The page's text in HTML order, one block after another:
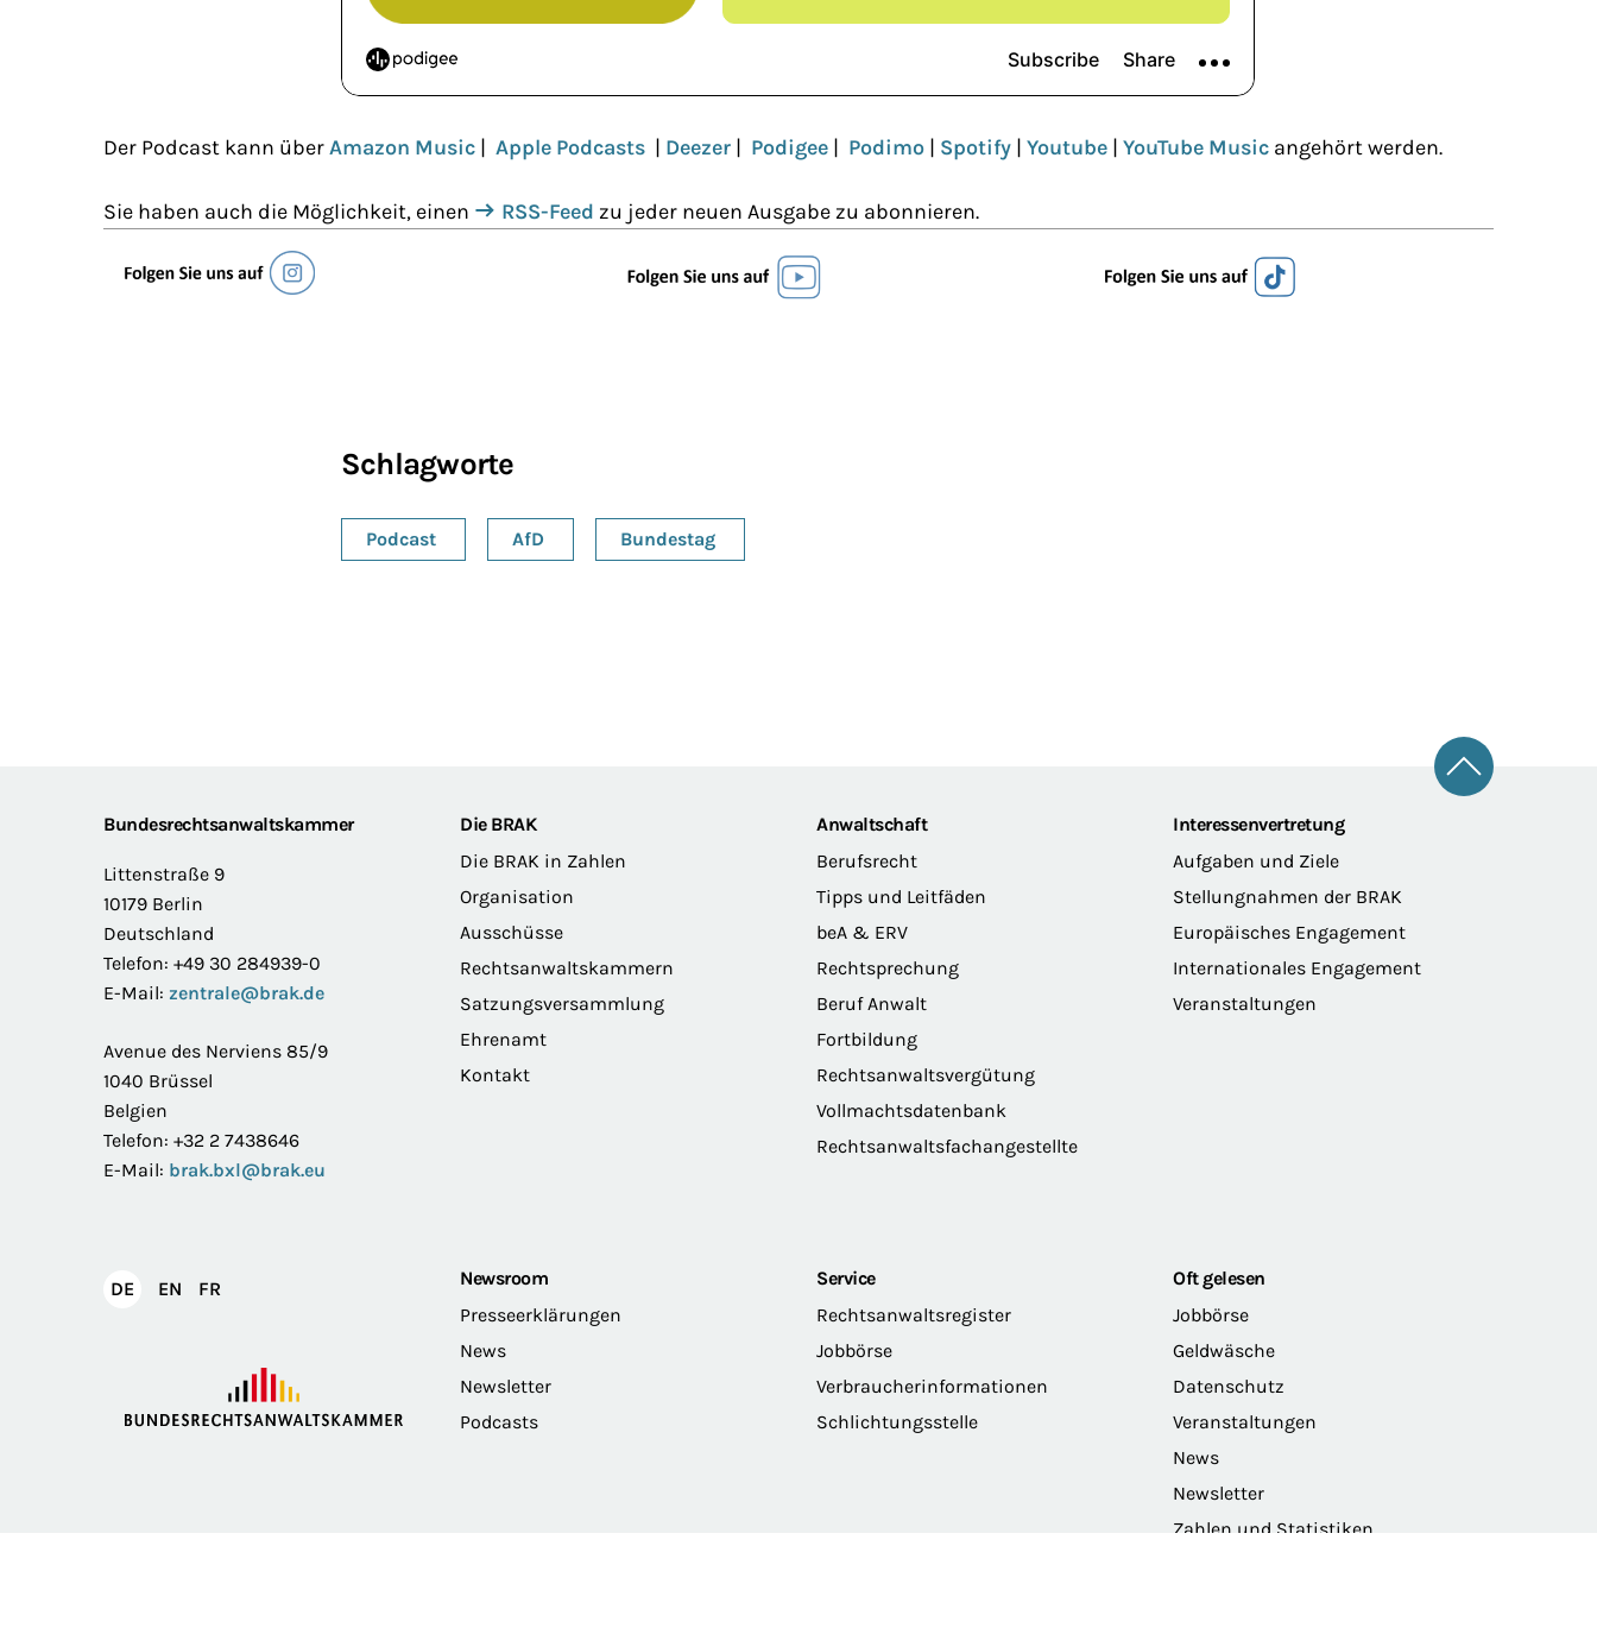
Der Podcast kann überAmazon Music | Apple Podcasts | Deezer | Podigee | Podimo | Spotify | Youtube | YouTube Music angehört werden.
Sie haben auch die Möglichkeit, einen RSS-Feed zu jeder neuen Ausgabe zu abonnieren.
Schlagworte
Podcast AfD Bundestag
Footer
Zum
Bundesrechtsanwaltskammer
Littenstraße 9
10179 Berlin
Deutschland
Telefon: +49 30 284939-0
E-Mail: zentrale@brak.de
Avenue des Nerviens 85/9
1040 Brüssel
Belgien
Telefon: +32 2 7438646
E-Mail: brak.bxl@brak.eu
Die BRAK
Die BRAK in Zahlen
Organisation
Ausschüsse
Rechtsanwaltskammern
Satzungsversammlung
Ehrenamt
Kontakt
Anwaltschaft
Berufsrecht
Tipps und Leitfäden
beA & ERV
Rechtsprechung
Beruf Anwalt
Fortbildung
Rechtsanwaltsvergütung
Vollmachtsdatenbank
Rechtsanwaltsfachangestellte
Interessenvertretung
Aufgaben und Ziele
Stellungnahmen der BRAK
Europäisches Engagement
Internationales Engagement
Veranstaltungen
DEDeutsch
EN English
FR
Newsroom
Presseerklärungen
News
Newsletter
Podcasts
Service
Rechtsanwaltsregister
Jobbörse
Verbraucherinformationen
Schlichtungsstelle
Oft gelesen
Jobbörse
Geldwäsche
Datenschutz
Veranstaltungen
News
Newsletter
Zahlen und Statistiken